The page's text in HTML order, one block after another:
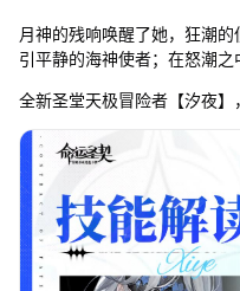
月神的残响唤醒了她，狂潮
引平静的海神使者；在怒潮之
全新圣堂天极冒险者【汐夜】